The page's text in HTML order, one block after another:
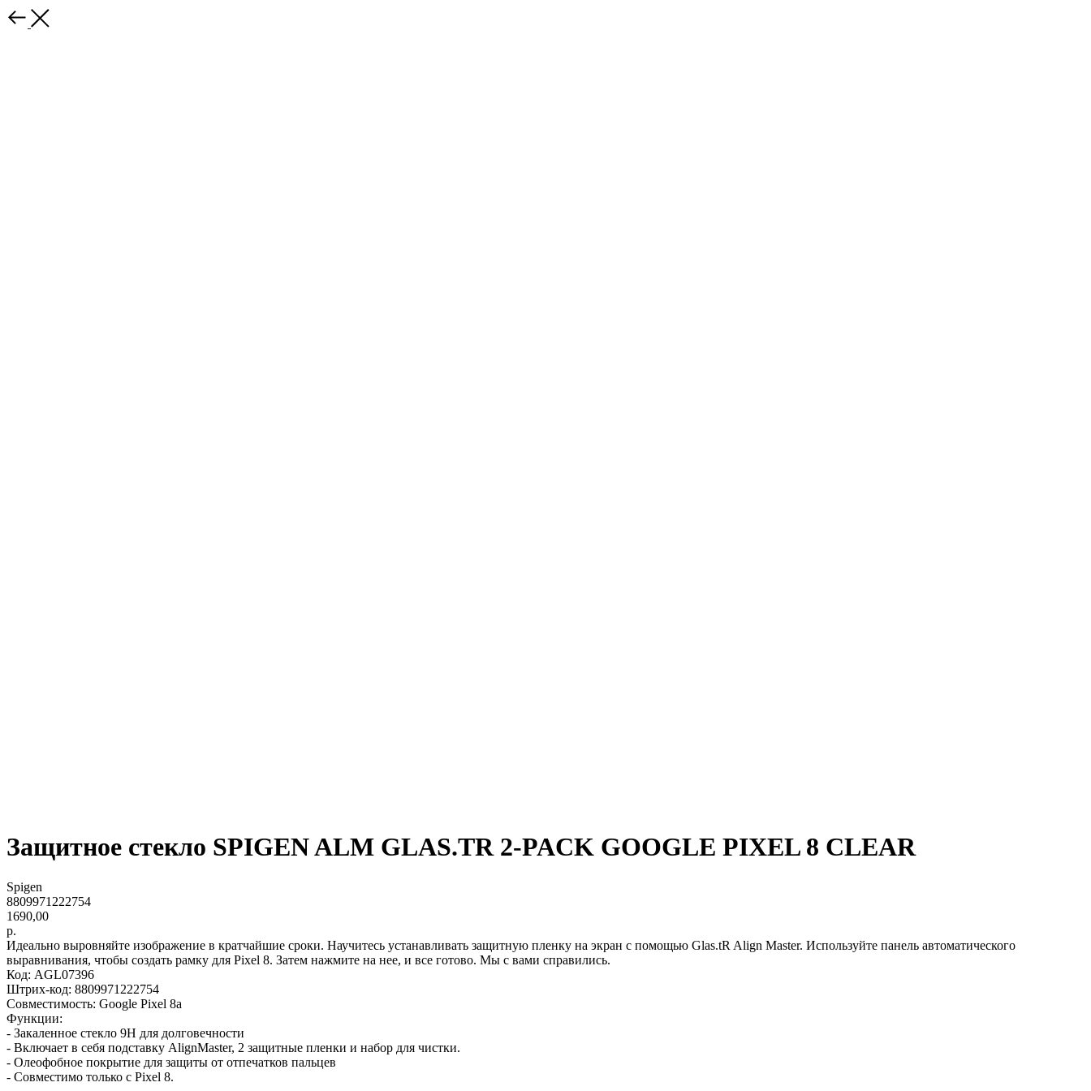
Защитное стекло SPIGEN ALM GLAS.TR 2-PACK GOOGLE PIXEL 8 CLEAR
Spigen
8809971222754
1690,00
р.
Идеально выровняйте изображение в кратчайшие сроки. Научитесь устанавливать защитную пленку на экран с помощью Glas.tR Align Master. Используйте панель автоматического
выравнивания, чтобы создать рамку для Pixel 8. Затем нажмите на нее, и все готово. Мы с вами справились.
Код: AGL07396
Штрих-код: 8809971222754
Совместимость: Google Pixel 8a
Функции:
- Закаленное стекло 9H для долговечности
- Включает в себя подставку AlignMaster, 2 защитные пленки и набор для чистки.
- Олеофобное покрытие для защиты от отпечатков пальцев
- Совместимо только с Pixel 8.